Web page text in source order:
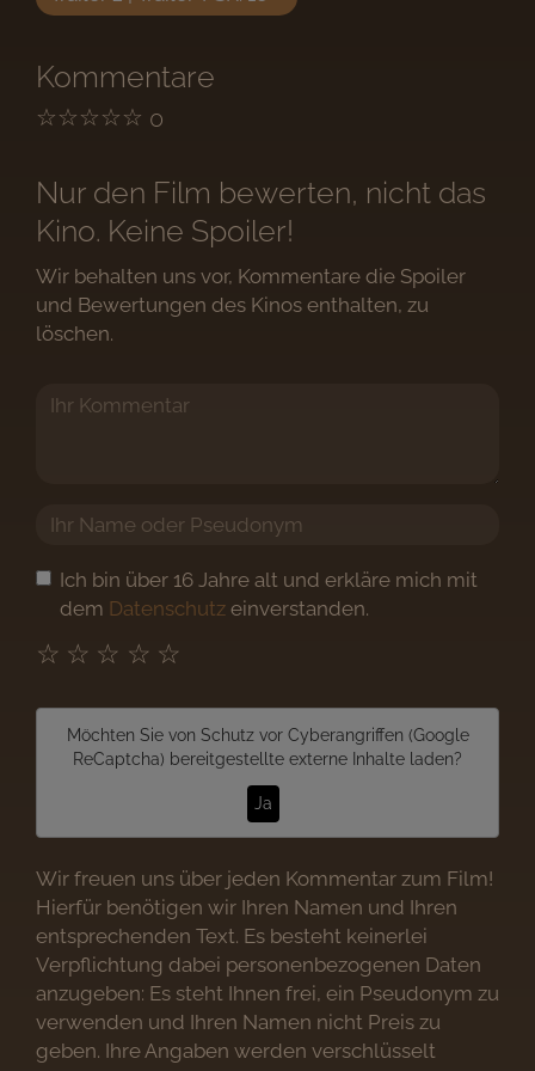
Kommentare
☆☆☆☆☆ 0
Nur den Film bewerten, nicht das
Kino. Keine Spoiler!
Wir behalten uns vor, Kommentare die Spoiler
und Bewertungen des Kinos enthalten, zu
löschen.
Ich bin über 16 Jahre alt und erkläre mich mit
dem Datenschutz einverstanden.
☆
☆
☆
☆
☆
Möchten Sie von Schutz vor Cyberangriffen (Google
ReCaptcha) bereitgestellte externe Inhalte laden?
Ja
Wir freuen uns über jeden Kommentar zum Film!
Hierfür benötigen wir Ihren Namen und Ihren
entsprechenden Text. Es besteht keinerlei
Verpflichtung dabei personenbezogenen Daten
anzugeben: Es steht Ihnen frei, ein Pseudonym zu
verwenden und Ihren Namen nicht Preis zu
geben. Ihre Angaben werden verschlüsselt